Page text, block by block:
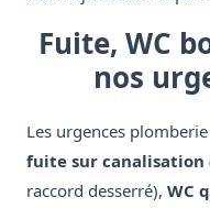
Fuite, WC
nos
Les urgences
fuite sur canalisation
raccord desserré), WC